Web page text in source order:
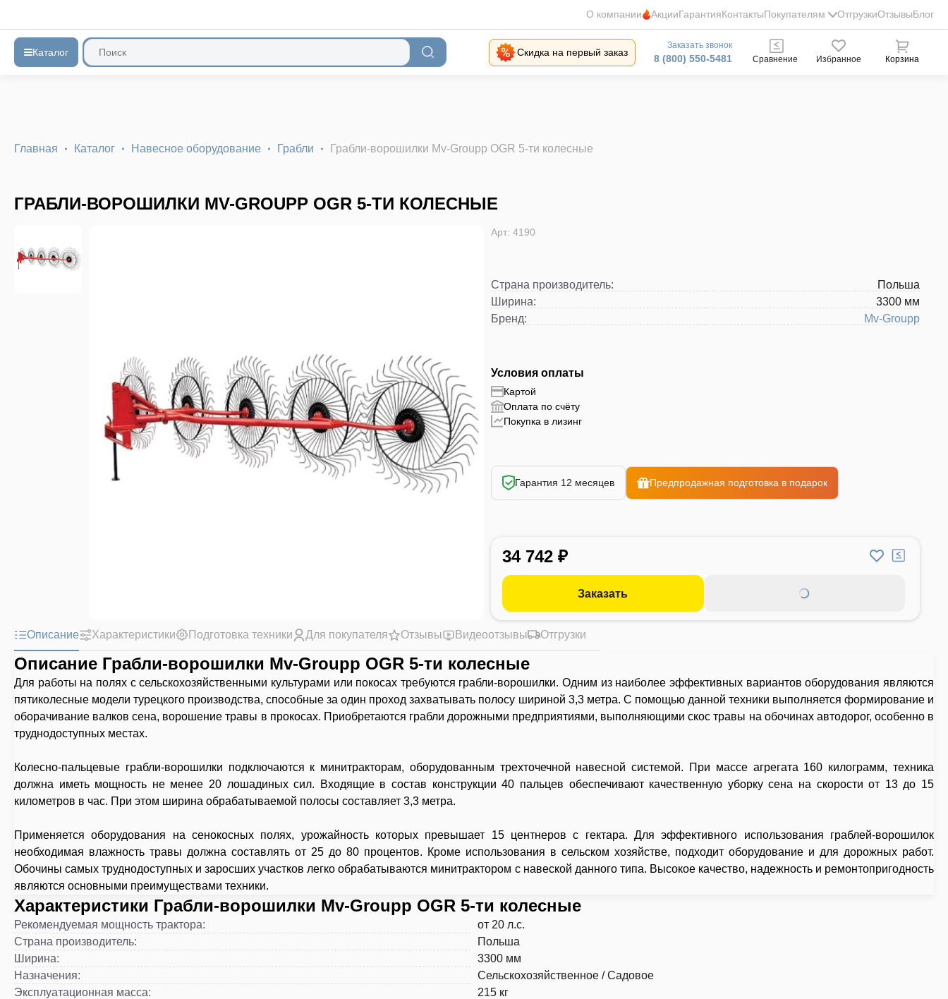
О компании АкцииГарантияКонтактыПокупателям ОтгрузкиОтзывыБлог
Каталог Скидка на первый заказ
Заказать звонок
8 (800) 550-5481 Сравнение Избранное Корзина
Главная Каталог Навесное оборудование Грабли Грабли-ворошилки Mv-Groupp OGR 5-ти колесные
ГРАБЛИ-ВОРОШИЛКИ MV-GROUPP OGR 5-ТИ КОЛЕСНЫЕ
Арт: 4190
Страна производитель:
Польша
Ширина:
3300 мм
Бренд: Mv-Groupp
Условия оплаты
Картой
Оплата по счёту
Покупка в лизинг
Гарантия 12 месяцев Предпродажная подготовка в подарок
34 742 ₽
Заказать
Описание Характеристики Подготовка техники Для покупателя Отзывы Видеоотзывы Отгрузки
Описание Грабли-ворошилки Mv-Groupp OGR 5-ти колесные
Для работы на полях с сельскохозяйственными культурами или покосах требуются грабли-ворошилки. Одним из наиболее эффективных вариантов оборудования являются
пятиколесные модели турецкого производства, способные за один проход захватывать полосу шириной 3,3 метра. С помощью данной техники выполняется формирование и
оборачивание валков сена, ворошение травы в прокосах. Приобретаются грабли дорожными предприятиями, выполняющими скос травы на обочинах автодорог, особенно в
труднодоступных местах.
Колесно-пальцевые грабли-ворошилки подключаются к минитракторам, оборудованным трехточечной навесной системой. При массе агрегата 160 килограмм, техника
должна иметь мощность не менее 20 лошадиных сил. Входящие в состав конструкции 40 пальцев обеспечивают качественную уборку сена на скорости от 13 до 15
километров в час. При этом ширина обрабатываемой полосы составляет 3,3 метра.
Применяется оборудования на сенокосных полях, урожайность которых превышает 15 центнеров с гектара. Для эффективного использования граблей-ворошилок
необходимая влажность травы должна составлять от 25 до 80 процентов. Кроме использования в сельском хозяйстве, подходит оборудование и для дорожных работ.
Обочины самых труднодоступных и заросших участков легко обрабатываются минитрактором с навеской данного типа. Высокое качество, надежность и ремонтопригодность
являются основными преимуществами техники.
Характеристики Грабли-ворошилки Mv-Groupp OGR 5-ти колесные
Рекомендуемая мощность трактора:
от 20 л.с.
Страна производитель:
Польша
Ширина:
3300 мм
Назначения:
Сельскохозяйственное / Садовое
Эксплуатационная масса:
215 кг